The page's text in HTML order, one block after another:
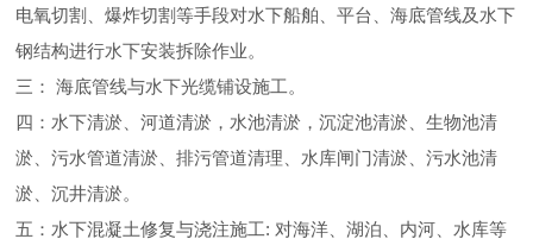
电氧切割、爆炸切割等手段对水下船舶、平台、海底管线及水下
钢结构进行水下安装拆除作业。
三： 海底管线与水下光缆铺设施工。
四：水下清淤、河道清淤，水池清淤，沉淀池清淤、生物池清
淤、污水管道清淤、排污管道清理、水库闸门清淤、污水池清
淤、沉井清淤。
五：水下混凝土修复与浇注施工: 对海洋、湖泊、内河、水库等